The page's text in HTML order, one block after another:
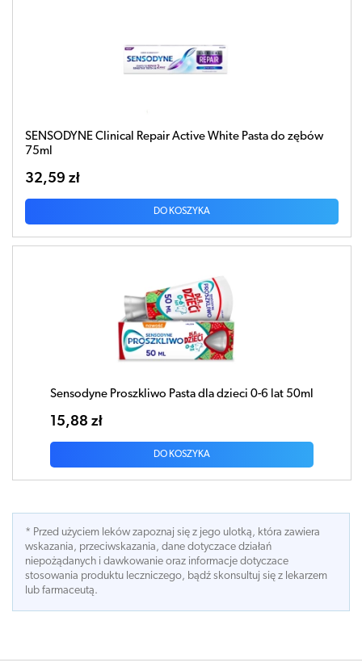
SENSODYNE Clinical Repair Active White Pasta do zębów
75ml
32,59 zł
DO KOSZYKA
Sensodyne Proszkliwo Pasta dla dzieci 0-6 lat 50ml
15,88 zł
DO KOSZYKA
* Przed użyciem leków zapoznaj się z jego ulotką, która zawiera
wskazania, przeciwskazania, dane dotyczace działań
niepożądanych i dawkowanie oraz informacje dotyczace
stosowania produktu leczniczego, bądź skonsultuj się z lekarzem
lub farmaceutą.